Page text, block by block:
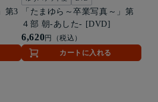
第3
「たまゆら～卒業写真～」第
４部 朝-あした- [DVD]
6,620円（税込）
カートに入れる